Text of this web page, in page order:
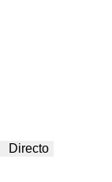
Directo